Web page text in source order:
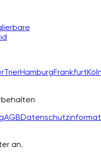
TrierHamburgFrankfurt
AGB
an.